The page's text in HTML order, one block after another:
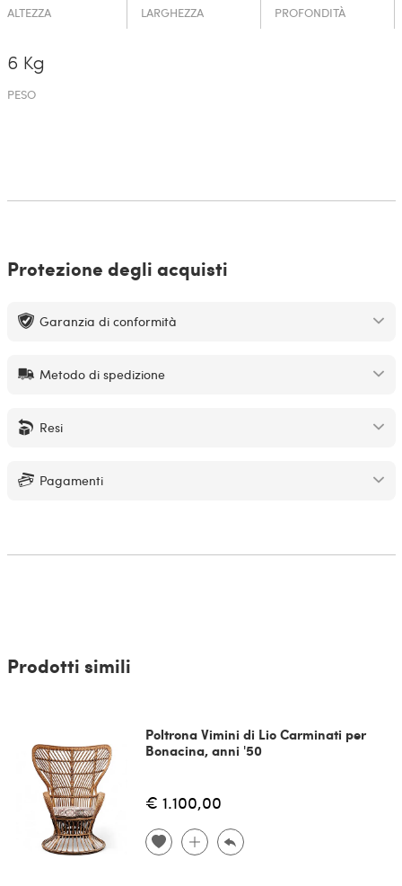
ALTEZZA LARGHEZZA PROFONDITÀ
6 Kg
PESO
Protezione degli acquisti
Garanzia di conformità
Metodo di spedizione
Resi
Pagamenti
Prodotti simili
Poltrona Vimini di Lio Carminati per
Bonacina, anni '50
€ 1.100,00